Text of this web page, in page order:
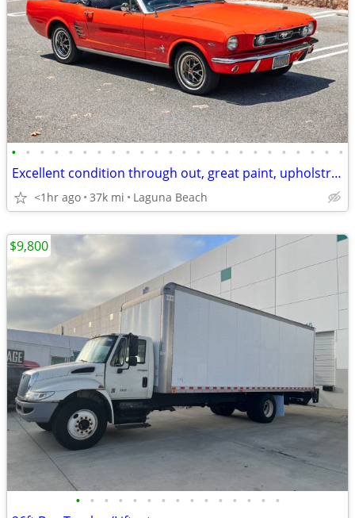
• • • • • • • • • • • • • • • • • • • • • • • •
Excellent condition through out, great paint, upholstrey and mechanica
<1hr ago 37k mi Laguna Beach
• • • • • • • • • • • • • • •
$9,800